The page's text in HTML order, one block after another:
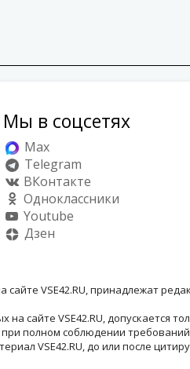
Мы в соцсетях
Max
Telegram
ВКонтакте
Одноклассники
Youtube
Дзен
VSE42.RU, принадлежат
сайте VSE42.RU, допускается
полном соблюдении требований
VSE42.RU, до или после